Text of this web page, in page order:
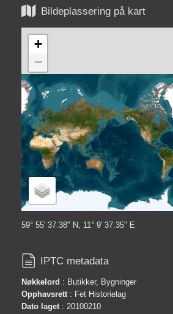
 Bildeplassering på kart
+
−
59° 55' 37.38" N, 11° 9' 37.35" E
 IPTC metadata
Nøkkelord : Butikker, Bygninger
Opphavsrett: Fet Historielag
Dato laget: 20100210